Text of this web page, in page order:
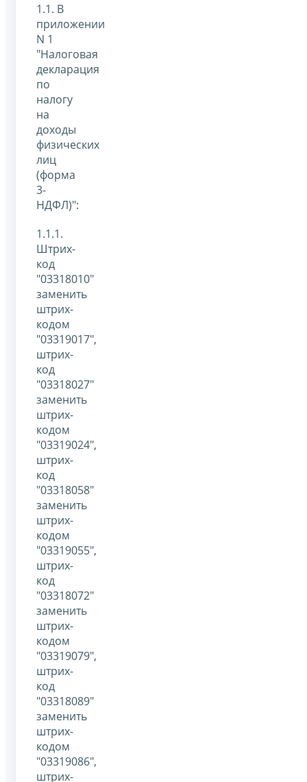
1.1. В
приложении
N 1
"Налоговая
декларация
по
налогу
на
доходы
физических
лиц
(форма
3-
НДФЛ)":
1.1.1.
Штрих-
код
"03318010"
заменить
штрих-
кодом
"03319017",
штрих-
код
"03318027"
заменить
штрих-
кодом
"03319024",
штрих-
код
"03318058"
заменить
штрих-
кодом
"03319055",
штрих-
код
"03318072"
заменить
штрих-
кодом
"03319079",
штрих-
код
"03318089"
заменить
штрих-
кодом
"03319086",
штрих-